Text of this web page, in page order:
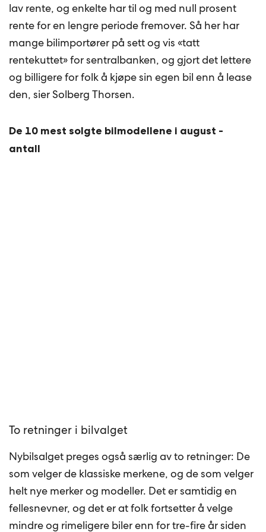
lav rente, og enkelte har til og med null prosent
rente for en lengre periode fremover. Så her har
mange bilimportører på sett og vis «tatt
rentekuttet» for sentralbanken, og gjort det lettere
og billigere for folk å kjøpe sin egen bil enn å lease
den, sier Solberg Thorsen.
De 10 mest solgte bilmodellene i august -
antall
To retninger i bilvalget
Nybilsalget preges også særlig av to retninger: De
som velger de klassiske merkene, og de som velger
helt nye merker og modeller. Det er samtidig en
fellesnevner, og det er at folk fortsetter å velge
mindre og rimeligere biler enn for tre-fire år siden